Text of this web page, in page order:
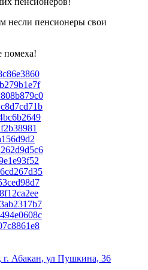
несли пенсионеры свои
помеха!
г. Абакан, ул Пушкина, 36